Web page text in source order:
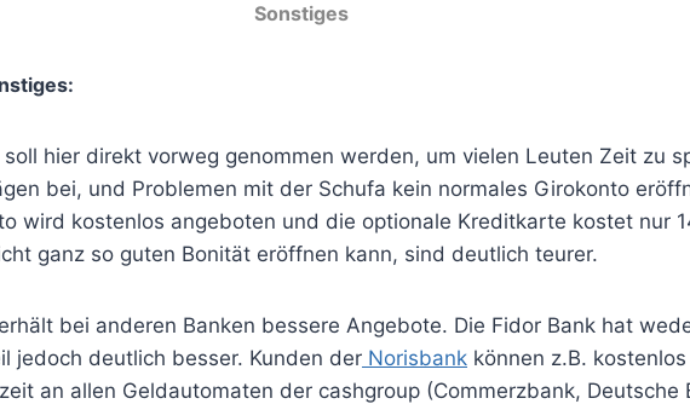
Sonstiges
hier direkt vorweg genommen werden, um vielen Leuten Zeit zu
bei, und Problemen mit der Schufa kein normales Girokonto
wird kostenlos angeboten und die optionale Kreditkarte kostet nur
ganz so guten Bonität eröffnen kann, sind deutlich teurer.
bei anderen Banken bessere Angebote. Die Fidor Bank hat
jedoch deutlich besser. Kunden der Norisbank können z.B.
an allen Geldautomaten der cashgroup (Commerzbank, Deutsche